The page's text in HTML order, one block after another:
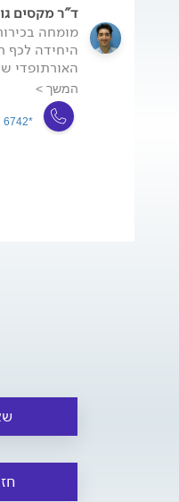
ד"ר מקסים
מומחה
היחידה לכף
האורתופדי
המשך >
*6742